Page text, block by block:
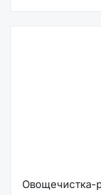
Овощечистка-